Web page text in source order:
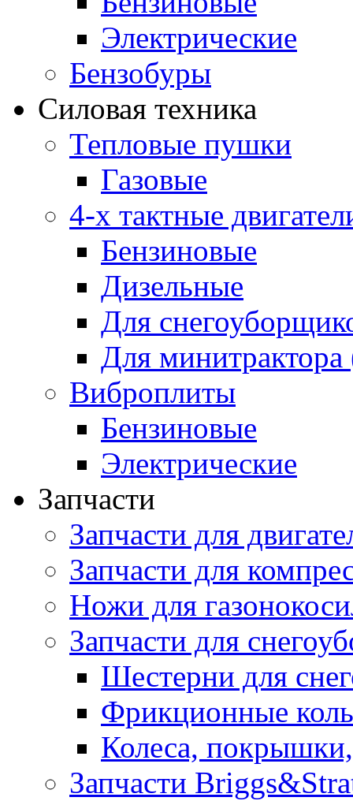
Электрические
Бензобуры
Силовая техника
Тепловые пушки
Газовые
4-х тактные
Бензиновые
Дизельные
Для
Для минитрактора
Виброплиты
Бензиновые
Электрические
Запчасти
Запчасти для
Запчасти для
Ножи для
Запчасти для
Шестерни для
Фрикционные
Колеса,
Запчасти